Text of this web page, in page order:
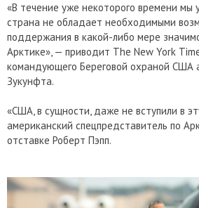
«В течение уже некоторого времени мы
страна не обладает необходимыми
поддержания в какой-либо мере
Арктике», — приводит The New York
командующего Береговой охраной США
Зукунфта.
«США, в сущности, даже не вступили в
американский спецпредставитель по
отставке Роберт Пэпп.